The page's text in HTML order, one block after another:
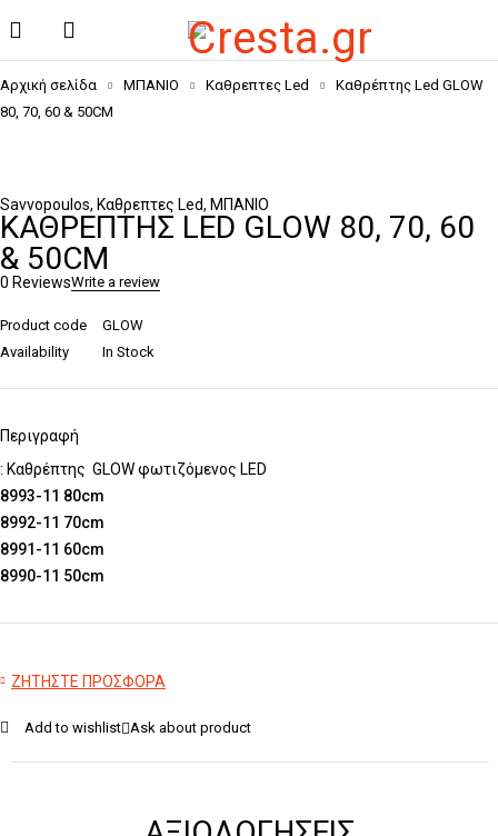
Αρχική σελίδα ΜΠΑΝΙΟ Καθρεπτες Led
Καθρέπτης Led GLOW
80, 70, 60 & 50CM
Savvopoulos, Καθρεπτες Led, ΜΠΑΝΙΟ
ΚΑΘΡΈΠΤΗΣ LED GLOW 80, 70, 60
& 50CM
0 ReviewsWrite a review
Product code
GLOW
Availability
In Stock
Περιγραφή
: Καθρέπτης GLOW φωτιζόμενος LED
8993-11 80cm
8992-11 70cm
8991-11 60cm
8990-11 50cm
ΖΗΤΗΣΤΕ ΠΡΟΣΦΟΡΑ
Add to wishlist Ask about product